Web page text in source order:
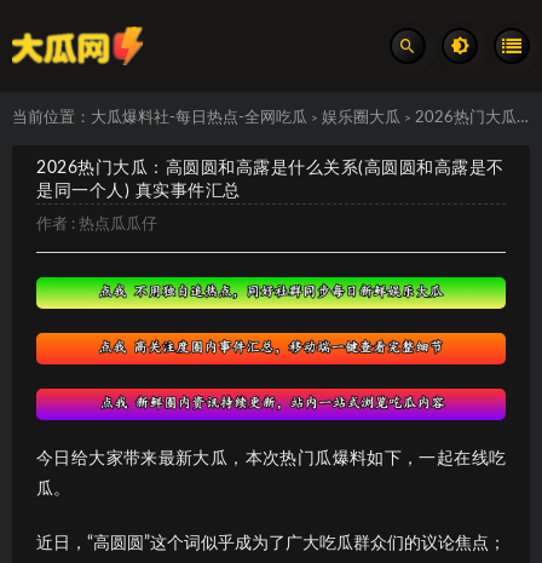
当前位置： 大瓜爆料社-每日热点-全网吃瓜 > 娱乐圈大瓜 > 2026热门大瓜：高圆圆和高露是什么关系(高圆圆和高露是不是同一个人) 真实事件汇总
2026热门大瓜：高圆圆和高露是什么关系(高圆圆和高露是不
是同一个人) 真实事件汇总
作者 : 热点瓜瓜仔
今日给大家带来最新大瓜，本次热门瓜爆料如下，一起在线吃
瓜。
近日，“高圆圆”这个词似乎成为了广大吃瓜群众们的议论焦点；